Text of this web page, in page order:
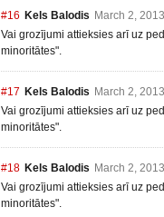
#16 Kels Balodis March 2,
Vai grozījumi attieksies arī uz
minoritātes".
#17 Kels Balodis March 2,
Vai grozījumi attieksies arī uz
minoritātes".
#18 Kels Balodis March 2,
Vai grozījumi attieksies arī uz
minoritātes".